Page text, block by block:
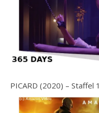
PICARD (2020) – Staffel 1